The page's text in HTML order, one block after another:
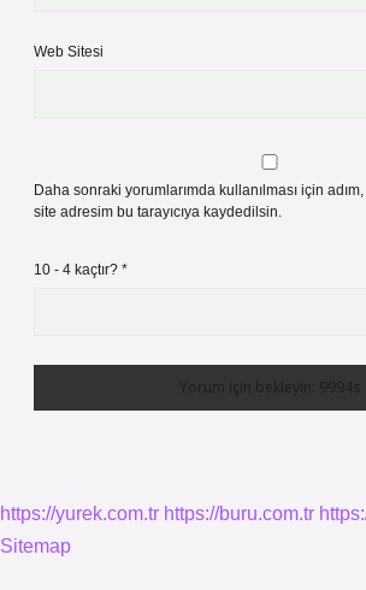
Web Sitesi
Daha sonraki yorumlarımda kullanılması için
site adresim bu tarayıcıya kaydedilsin.
10 - 4 kaçtır? *
https://yurek.com.tr https://buru.com.tr
Sitemap